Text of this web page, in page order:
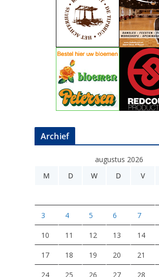
Archief
augustus 2026
M
D W D V
3 4 5 6 7
10 11 12 13 14
17 18 19 20 21
24 25 26 27 28